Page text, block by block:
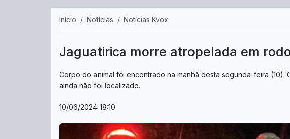
Início Notícias Notícias Kvox
Jaguatirica morre atropelada em
Corpo do animal foi encontrado na manhã desta segunda-feira (10).
ainda não foi localizado.
10/06/2024 18:10